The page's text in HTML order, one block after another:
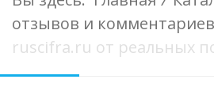
отзывов и комментариев
ruscifra.ru от реальных